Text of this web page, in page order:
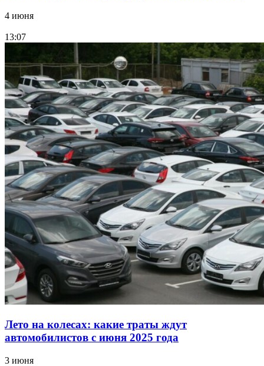
4 июня
13:07
Лето на колесах: какие траты ждут
автомобилистов с июня 2025 года
3 июня